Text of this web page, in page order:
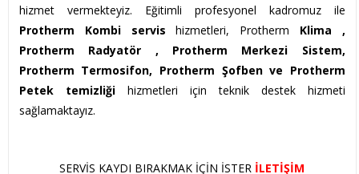
hizmet vermekteyiz. Eğitimli profesyonel kadromuz ile
Protherm Kombi servis hizmetleri, Protherm Klima ,
Protherm Radyatör , Protherm Merkezi Sistem,
Protherm Termosifon, Protherm Şofben ve Protherm
Petek temizliğihizmetleri için teknik destek hizmeti
sağlamaktayız.
SERVIS KAYDI BIRAKMAK IÇIN ISTER ILETIŞIM